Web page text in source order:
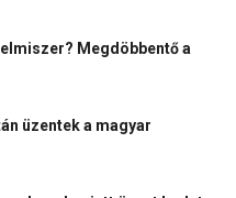
Megdöbbentő a
üzentek a magyar